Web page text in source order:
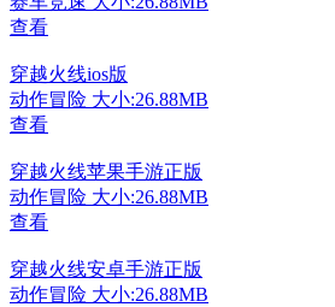
查看
穿越火线ios版
动作冒险 大小:26.88MB
查看
穿越火线苹果手游正版
动作冒险 大小:26.88MB
查看
穿越火线安卓手游正版
动作冒险 大小:26.88MB